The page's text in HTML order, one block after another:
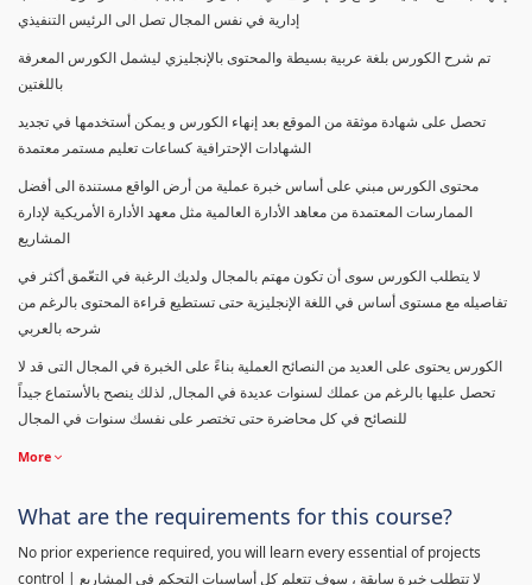
إدارية في نفس المجال تصل الى الرئيس التنفيذي
تم شرح الكورس بلغة عربية بسيطة والمحتوى بالإنجليزي ليشمل الكورس المعرفة
باللغتين
تحصل على شهادة موثقة من الموقع بعد إنهاء الكورس و يمكن أستخدمها في تجديد
الشهادات الإحترافية كساعات تعليم مستمر معتمدة
محتوى الكورس مبني على أساس خبرة عملية من أرض الواقع مستندة الى أفضل
الممارسات المعتمدة من معاهد الأدارة العالمية مثل معهد الأدارة الأمريكية لإدارة
المشاريع
لا يتطلب الكورس سوى أن تكون مهتم بالمجال ولديك الرغبة في التعّمق أكثر في
تفاصيله مع مستوى أساس في اللغة الإنجليزية حتى تستطيع قراءة المحتوى بالرغم من
شرحه بالعربي
الكورس يحتوى على العديد من النصائح العملية بناءً على الخبرة في المجال التى قد لا
تحصل عليها بالرغم من عملك لسنوات عديدة في المجال, لذلك ينصح بالأستماع جيداً
للنصائح في كل محاضرة حتى تختصر على نفسك سنوات في المجال
More
What are the requirements for this course?
No prior experience required, you will learn every essential of projects
control | لا تتطلب خبرة سابقة ، سوف تتعلم كل أساسيات التحكم في المشاريع